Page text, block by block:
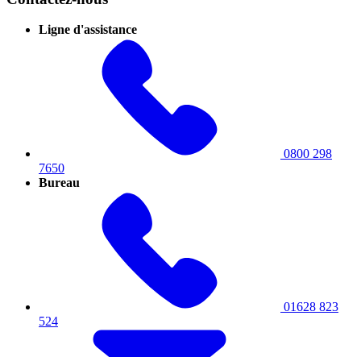
Ligne d'assistance
0800 298
7650
Bureau
01628 823
524